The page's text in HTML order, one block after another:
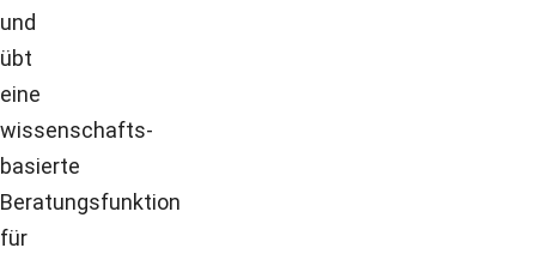
und
übt
eine
wissenschafts-
basierte
Beratungsfunktion
für